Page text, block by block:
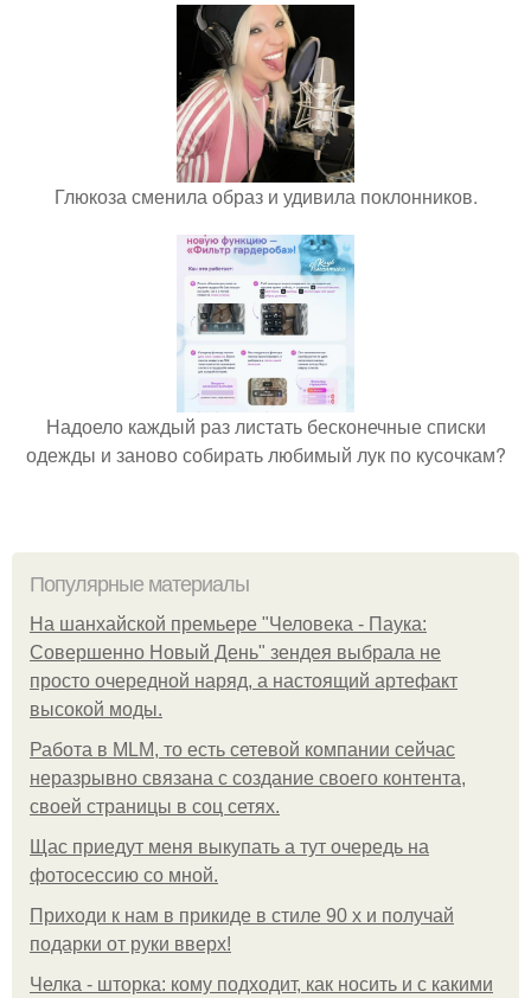
Глюкоза сменила образ и удивила поклонников.
Надоело каждый раз листать бесконечные списки
одежды и заново собирать любимый лук по кусочкам?
Популярные материалы
На шанхайской премьере "Человека - Паука:
Совершенно Новый День" зендея выбрала не
просто очередной наряд, а настоящий артефакт
высокой моды.
Работа в MLM, то есть сетевой компании сейчас
неразрывно связана с создание своего контента,
своей страницы в соц сетях.
Щас приедут меня выкупать а тут очередь на
фотосессию со мной.
Приходи к нам в прикиде в стиле 90 х и получай
подарки от руки вверх!
Челка - шторка: кому подходит, как носить и с какими